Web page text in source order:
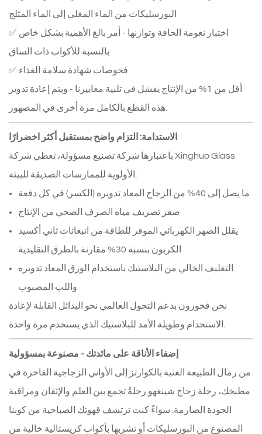
البورسليكات من الماء المغلي إلى الماء المثلج
✅ اختبار نعومة الحافة وتوازنها - أمر بالغ الأهمية بشكل خاص
بالنسبة للأكواب ذات الساق
✅ فحوصات شهادة سلامة الغذاء
أقل من 1% من الإنتاج يفشل في تلبية معاييرنا - ويتم إعادة تدوير
الاستدامة: التزام واضح بمستقبل أكثر اخضرارًا
باعتبارها شركة تصنيع مسؤولة، تعطي شركة Xinghuo Glass
الأولوية للممارسات الصديقة للبيئة:
ما يصل إلى 40% من الزجاج المعاد تدويره (الكسر) في كل دفعة
صفر تصريف مياه الصرف الصحي من الإنتاج
يقلل الصهر الكهربائي الموفر للطاقة من انبعاثات ثاني أكسيد
الكربون بنسبة 30% مقارنة بالطرق التقليدية
التغليف الخالي من البلاستيك باستخدام الورق المعاد تدويره
واللب المصبوب
نحن فخورون بدعم التحول العالمي نحو البدائل القابلة لإعادة
إضفاء الأناقة على مائدتك - مصنوعة بمسؤولية
من رمال الطبيعة الغنية بالكوارتز إلى الأواني الزجاجية الفاخرة في
مطبخك، رحلة زجاج شينغهو رحلةٌ تجمع بين العلم والإتقان ومراقبة
الجودة الصارمة. سواءً كنت ترتشف قهوتك الصباحية من كوبنا
المصنوع من البورسليكات أو تشربها بأكواب كريستالية خالية من